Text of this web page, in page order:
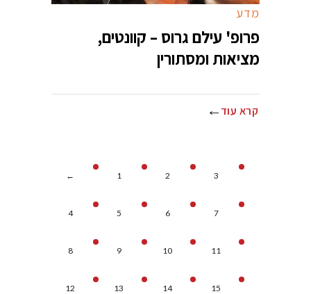
מדע
פרופ' עילם גרוס – קוונטים,
מציאות ומסתורין
קרא עוד
← 1 2 3
4 5 6 7
8 9 10 11
12 13 14 15